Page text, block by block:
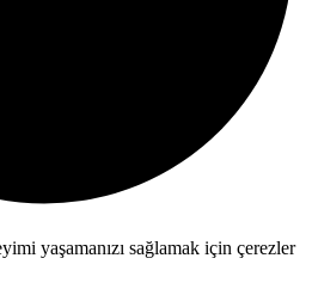
yaşamanızı sağlamak için çerezler